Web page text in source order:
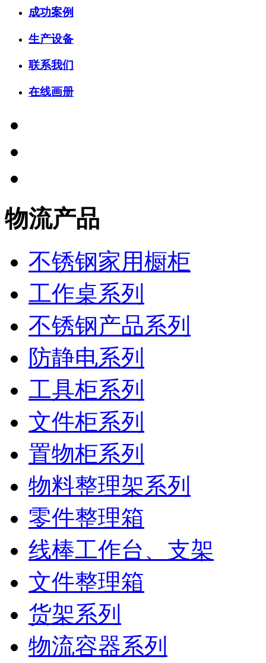
成功案例
生产设备
联系我们
在线画册
物流产品
不锈钢家用橱柜
工作桌系列
不锈钢产品系列
防静电系列
工具柜系列
文件柜系列
置物柜系列
物料整理架系列
零件整理箱
线棒工作台、支架
文件整理箱
货架系列
物流容器系列